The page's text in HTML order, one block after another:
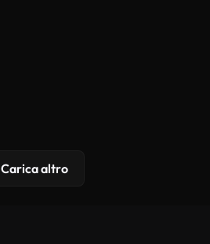
Carica altro